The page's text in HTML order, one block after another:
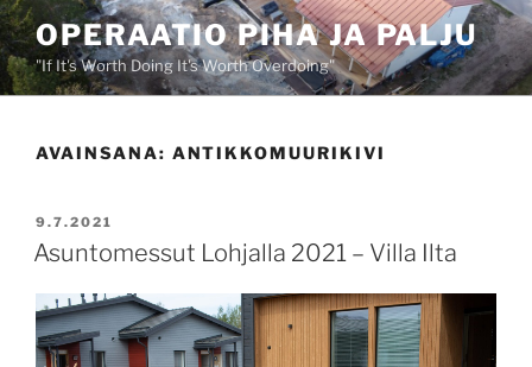
Siirry
sisältöönOPERAATIO PIHA JA PALJU
"If It's Worth Doing It's Worth Overdoing"
AVAINSANA: ANTIKKOMUURIKIVI
JULKAISTU
9.7.2021
Asuntomessut Lohjalla 2021 – Villa Ilta